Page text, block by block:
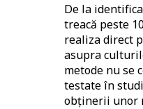
De la
treacă peste
realiza direct
asupra
metode nu se
testate în
obținerii unor